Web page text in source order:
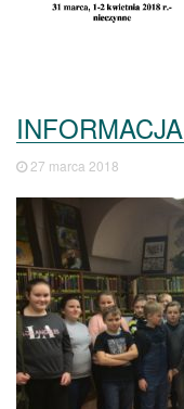
INFORMACJA
27 marca 2018